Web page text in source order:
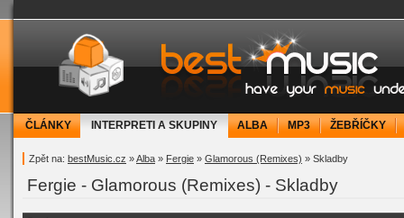
bestMusic.cz - Have your music under
ČLÁNKY INTERPRETI A SKUPINY ALBA MP3 ŽEBŘÍČKY
Zpět na: bestMusic.cz »Alba » Fergie » Glamorous (Remixes) » Skladby
Fergie - Glamorous (Remixes) - Skladby